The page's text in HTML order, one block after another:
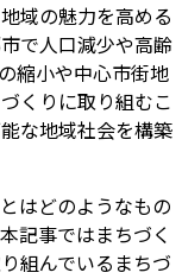
域の魅力を高める
で人口減少や高齢
縮小や中心市街地
くりに取り組むこ
な地域社会を構築
はどのようなもの
記事ではまちづく
組んでいるまちづ